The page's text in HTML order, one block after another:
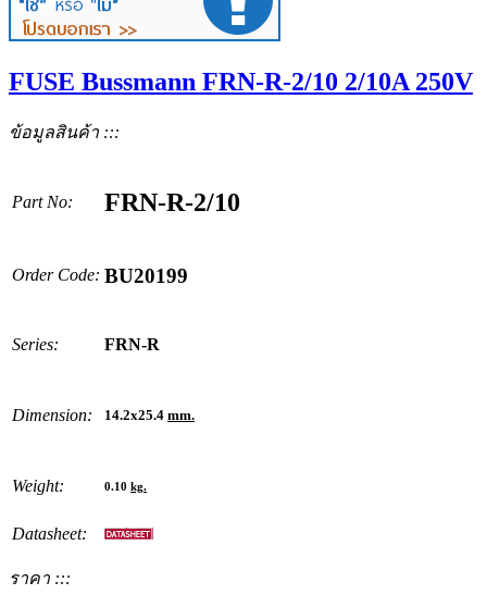
FUSE Bussmann FRN-R-2/10 2/10A 250V
ข้อมูลสินค้า :::
Part No: FRN-R-2/10
Order Code: BU20199
Series: FRN-R
Dimension: 14.2x25.4 mm.
Weight: 0.10 kg.
Datasheet:
ราคา :::